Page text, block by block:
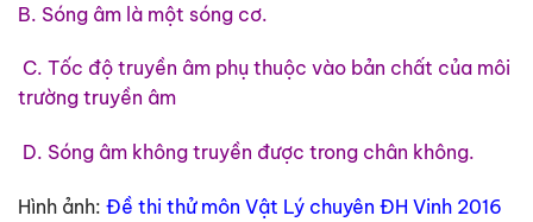
B. Sóng âm là một sóng cơ.
C. Tốc độ truyền âm phụ thuộc vào bản chất của môi
trường truyền âm
D. Sóng âm không truyền được trong chân không.
Hình ảnh: Đề thi thử môn Vật Lý chuyên ĐH Vinh 2016